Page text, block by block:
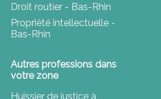
Droit routier - Bas-Rhin
Propriété intellectuelle -
Bas-Rhin
Autres professions dans
votre zone
Huissier de justice à